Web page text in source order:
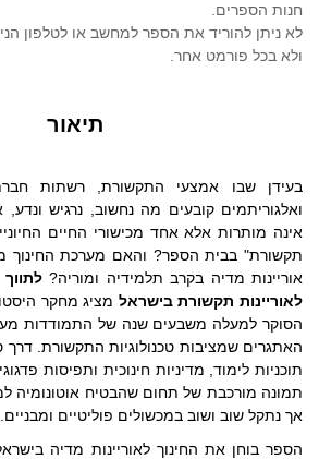
חנות הספרים.
ולא בכל פורמט אחר.
https://store.macam.ac.il/wp-
content/uploads/2025/11/2333.pdf
תיאור
בעידן שבו אמצעי התקשורת, רשתות
ואלגוריתמים קובעים מה נחשוב, נרגיש ונדע,
אינה מותרות אלא אחד מכישורי החיים
תקשורת" בבית הספר? והאם מערכת החינוך
אוריינות מדיה בקרב תלמידיה ומוריה?
לאוריינות תקשורת בישראל מציג מחקר
הסוקר למעלה משבעים שנה של התמודדות
האתגרים שמציבות טכנולוגיות התקשורת. דרך
תוכניות לימוד, מדיניות חינוכית ותפיסות
תמונה מורכבת של תחום שהבטיח אוטונומיה
אך נתקל שוב ושוב במכשולים פוליטיים ומבניים.
הספר בוחן את החינוך לאוריינות מדיה